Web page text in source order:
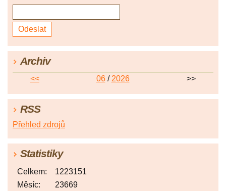
Archiv
<< 06/ 2026 >>
RSS
Přehled zdrojů
Statistiky
Celkem:
1223151
Měsíc:
23669